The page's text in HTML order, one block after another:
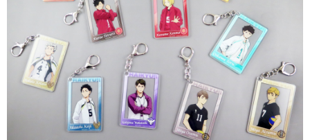
購買商品的店家。未經商家同意取消之訂單仍視為有效，需透過AFTEE先享
後付繳納相關費用。
※ 交易是否成功請以「AFTEE先享後付 」之結帳頁面顯示為準，若有關於
是否繳費成功／繳費後需取消欲退款等相關疑問，請聯繫「AFTEE先享後付
客戶支援中心」
https://netprotections.freshdesk.com/support/home
【注意事項】
１．透過由恩沛科技股份有限公司提供之「AFTEE先享後付」服務完成之交
易，需依本服務之必要範圍內提供個人資料，並將交易相關給付款項請求債
權轉讓予恩沛科技股份有限公司。
２．關於個人資料處理事宜，請瀏覽以下網址：
每筆NT$60，滿NT$499(含以上)免運費
付款後7-11取貨
每筆NT$60，滿NT$499(含以上)免運費
宅配
每筆NT$120，滿NT$499(含以上)免運費
查看運費